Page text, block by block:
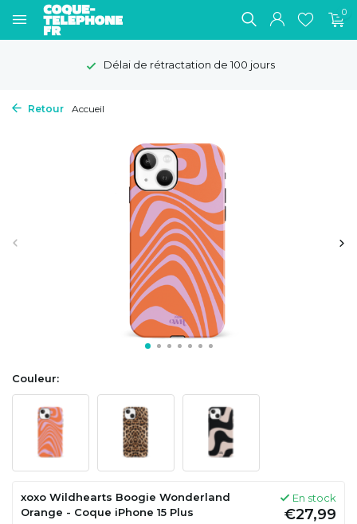
0
Délai de rétractation de 100 jours
Retour Accueil
Couleur:
xoxo Wildhearts Boogie Wonderland
Orange - Coque iPhone 15 Plus
En stock
€27,99